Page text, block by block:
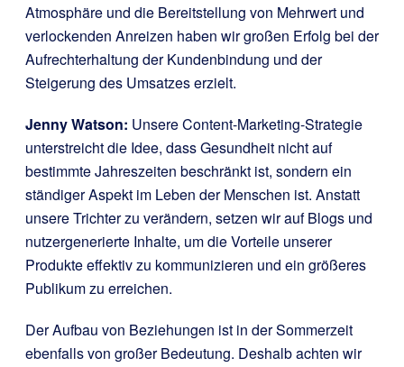
Atmosphäre und die Bereitstellung von Mehrwert und
verlockenden Anreizen haben wir großen Erfolg bei der
Aufrechterhaltung der Kundenbindung und der
Steigerung des Umsatzes erzielt.
Jenny Watson: Unsere Content-Marketing-Strategie
unterstreicht die Idee, dass Gesundheit nicht auf
bestimmte Jahreszeiten beschränkt ist, sondern ein
ständiger Aspekt im Leben der Menschen ist. Anstatt
unsere Trichter zu verändern, setzen wir auf Blogs und
nutzergenerierte Inhalte, um die Vorteile unserer
Produkte effektiv zu kommunizieren und ein größeres
Publikum zu erreichen.
Der Aufbau von Beziehungen ist in der Sommerzeit
ebenfalls von großer Bedeutung. Deshalb achten wir